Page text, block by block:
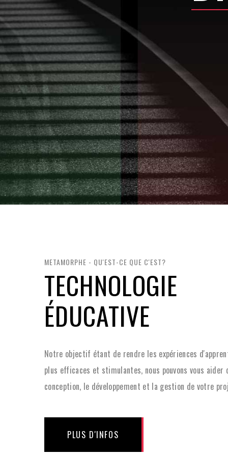
METAMORPHE - QU'EST-CE QUE C'EST?
TECHNOLOGIE
ÉDUCATIVE
Notre objectif étant de rendre les expériences
plus efficaces et stimulantes, nous pouvons vous aider
conception, le développement et la gestion de votre
PLUS D'INFOS